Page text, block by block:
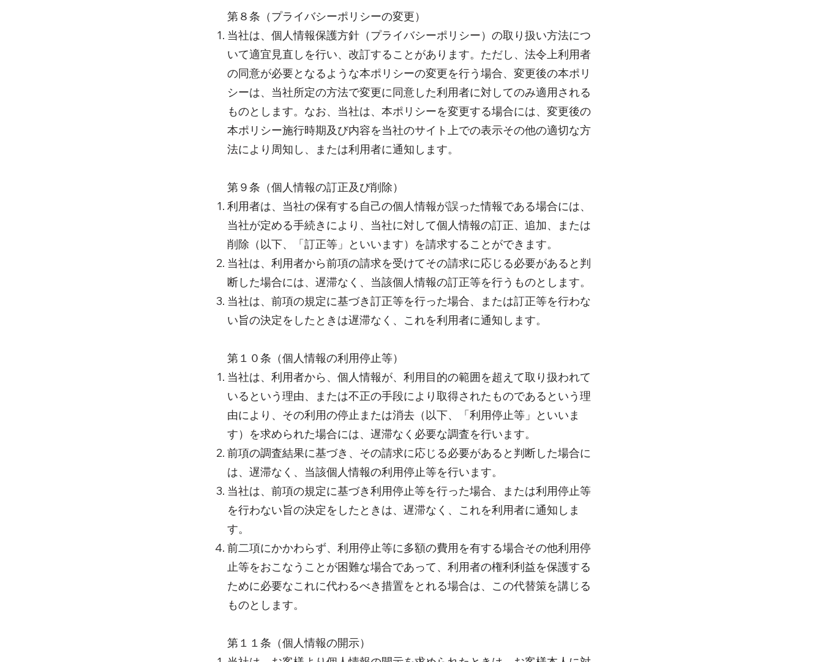
第８条（プライバシーポリシーの変更）
当社は、個人情報保護方針（プライバシーポリシー）の取り扱い方法につ
いて適宜見直しを行い、改訂することがあります。ただし、法令上利用者
の同意が必要となるような本ポリシーの変更を行う場合、変更後の本ポリ
シーは、当社所定の方法で変更に同意した利用者に対してのみ適用される
ものとします。なお、当社は、本ポリシーを変更する場合には、変更後の
本ポリシー施行時期及び内容を当社のサイト上での表示その他の適切な方
法により周知し、または利用者に通知します。
第９条（個人情報の訂正及び削除）
利用者は、当社の保有する自己の個人情報が誤った情報である場合には、
当社が定める手続きにより、当社に対して個人情報の訂正、追加、または
削除（以下、「訂正等」といいます）を請求することができます。
当社は、利用者から前項の請求を受けてその請求に応じる必要があると判
断した場合には、遅滞なく、当該個人情報の訂正等を行うものとします。
当社は、前項の規定に基づき訂正等を行った場合、または訂正等を行わな
い旨の決定をしたときは遅滞なく、これを利用者に通知します。
第１０条（個人情報の利用停止等）
当社は、利用者から、個人情報が、利用目的の範囲を超えて取り扱われて
いるという理由、または不正の手段により取得されたものであるという理
由により、その利用の停止または消去（以下、「利用停止等」といいま
す）を求められた場合には、遅滞なく必要な調査を行います。
前項の調査結果に基づき、その請求に応じる必要があると判断した場合に
は、遅滞なく、当該個人情報の利用停止等を行います。
当社は、前項の規定に基づき利用停止等を行った場合、または利用停止等
を行わない旨の決定をしたときは、遅滞なく、これを利用者に通知しま
す。
前二項にかかわらず、利用停止等に多額の費用を有する場合その他利用停
止等をおこなうことが困難な場合であって、利用者の権利利益を保護する
ために必要なこれに代わるべき措置をとれる場合は、この代替策を講じる
ものとします。
第１１条（個人情報の開示）